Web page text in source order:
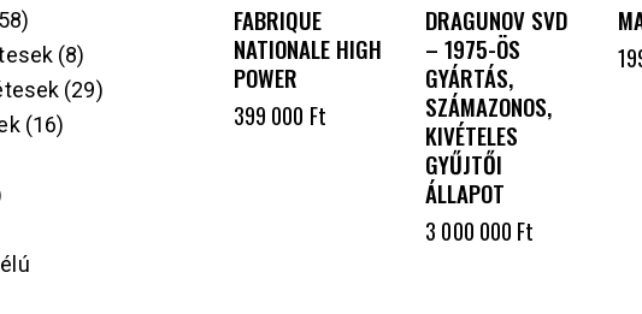
FABRIQUE
NATIONALE HIGH
POWER
399 000 Ft
DRAGUNOV SVD
– 1975-ÖS
GYÁRTÁS,
SZÁMAZONOS,
KIVÉTELES
GYŰJTŐI
ÁLLAPOT
3 000 000 Ft
8
29
16